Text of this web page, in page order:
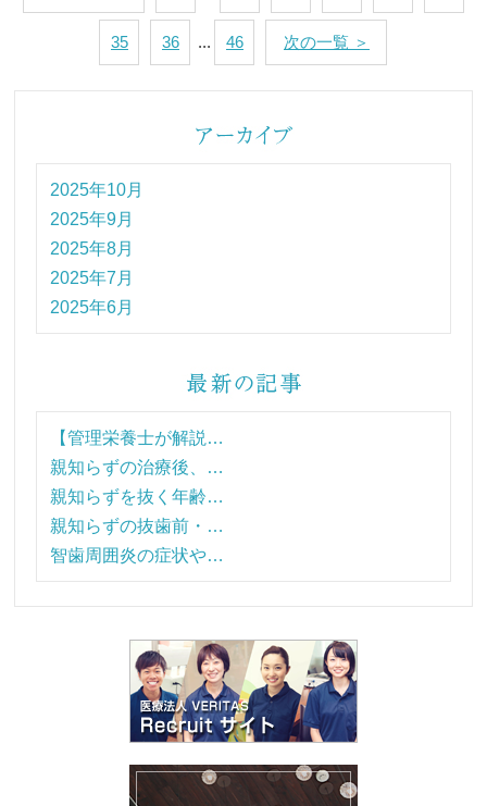
35 36 ... 46 次の一覧 ＞
2025年10月
2025年9月
2025年8月
2025年7月
2025年6月
【管理栄養士が解説…
親知らずの治療後、…
親知らずを抜く年齢…
親知らずの抜歯前・…
智歯周囲炎の症状や…